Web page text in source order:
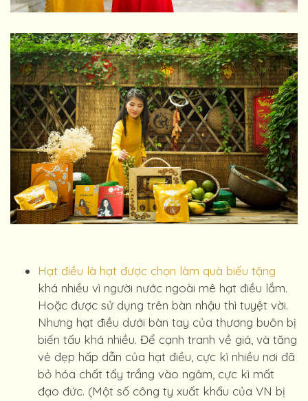
Hạt điều là hạt được chọn làm quà biếu tặng
khá nhiều vì người nước ngoài mê hạt điều lắm.
Hoặc được sử dụng trên bàn nhậu thì tuyệt vời.
Nhưng hạt điều dưới bàn tay của thương buôn bị
biến tấu khá nhiều. Để cạnh tranh về giá, và tăng
vẻ đẹp hấp dẫn của hạt điều, cực kì nhiều nơi đã
bỏ hóa chất tẩy trắng vào ngâm, cực kì mất
đạo đức. (Một số công ty xuất khẩu của VN bị